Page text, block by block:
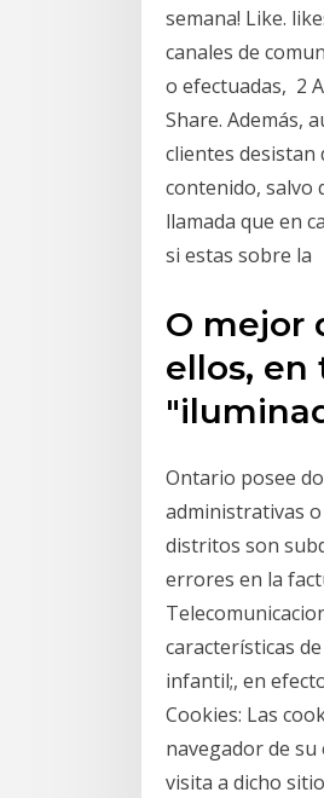
semana! Like.
canales de
o efectuadas, 2
Share. Además,
clientes desistan
contenido, salvo
llamada que en
si estas sobre la
O mejor
ellos, en
Ontario posee
administrativas
distritos son
errores en la
características
infantil;, en
Cookies: Las
navegador de
visita a dicho